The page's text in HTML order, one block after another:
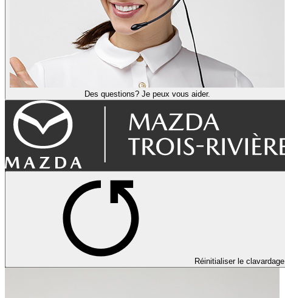
Des questions? Je peux vous aider.
Réinitialiser le clavardage